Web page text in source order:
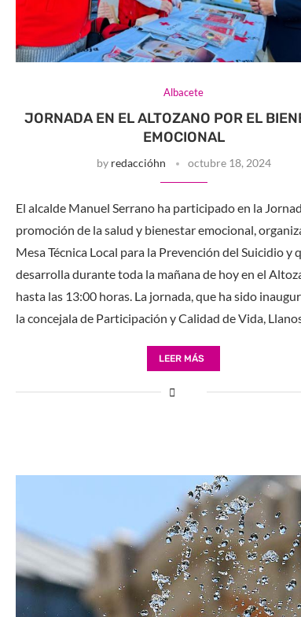
Albacete
JORNADA EN EL ALTOZANO POR EL
EMOCIONAL
by redaccióhn octubre 18, 2024
El alcalde Manuel Serrano ha participado en la
promoción de la salud y bienestar emocional,
Mesa Técnica Local para la Prevención del Suicidio y
desarrolla durante toda la mañana de hoy en el
hasta las 13:00 horas. La jornada, que ha sido
la concejala de Participación y Calidad de Vida,
LEER MÁS